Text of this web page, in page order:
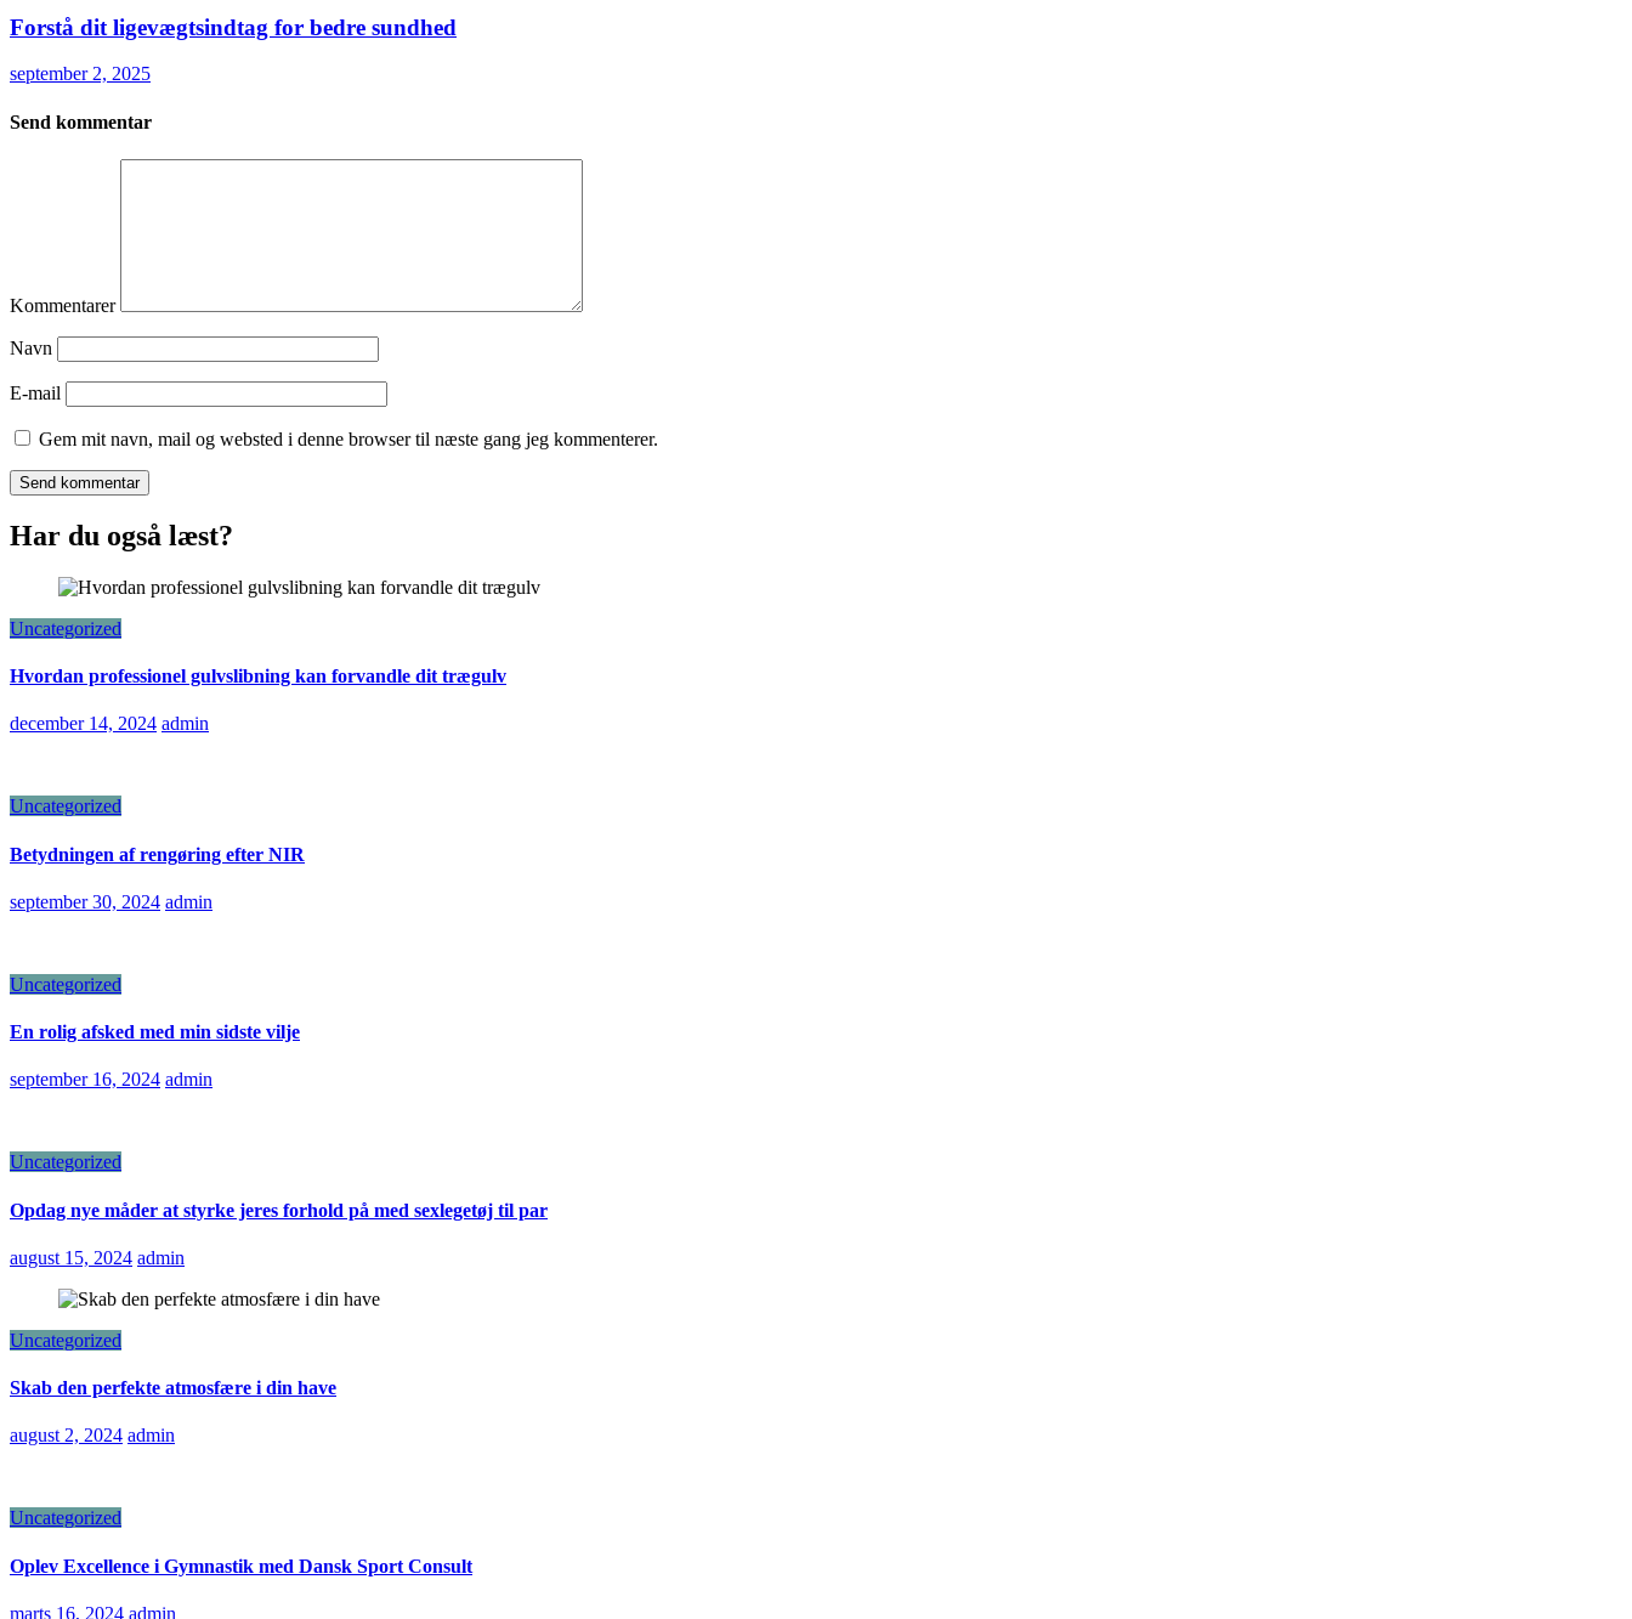
Forstå dit ligevægtsindtag for bedre sundhed
september 2, 2025
Send kommentar
Kommentarer
Navn
E-mail
Gem mit navn, mail og websted i denne browser til næste gang jeg kommenterer.
Har du også læst?
Uncategorized
Hvordan professionel gulvslibning kan forvandle dit trægulv
december 14, 2024 admin
Uncategorized
Betydningen af rengøring efter NIR
september 30, 2024 admin
Uncategorized
En rolig afsked med min sidste vilje
september 16, 2024 admin
Uncategorized
Opdag nye måder at styrke jeres forhold på med sexlegetøj til par
august 15, 2024 admin
Uncategorized
Skab den perfekte atmosfære i din have
august 2, 2024 admin
Uncategorized
Oplev Excellence i Gymnastik med Dansk Sport Consult
marts 16, 2024 admin